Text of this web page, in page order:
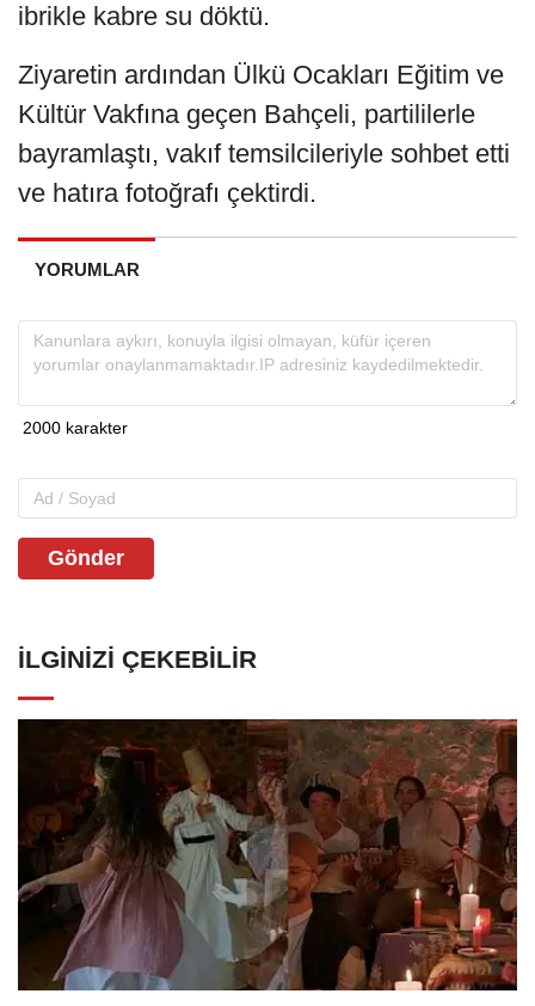
ibrikle kabre su döktü.
Ziyaretin ardından Ülkü Ocakları Eğitim ve
Kültür Vakfına geçen Bahçeli, partililerle
bayramlaştı, vakıf temsilcileriyle sohbet etti
ve hatıra fotoğrafı çektirdi.
YORUMLAR
Gönder
İLGINIZI ÇEKEBILIR